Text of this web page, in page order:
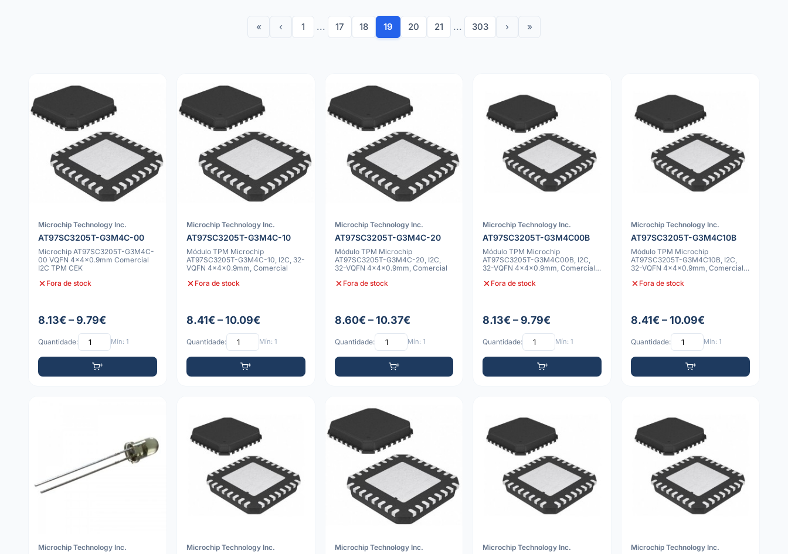
« ‹ 1 ... 17 18 19 20 21 ... 303 › »
Microchip Technology Inc.
AT97SC3205T-G3M4C-00
Microchip AT97SC3205T-G3M4C-
00 VQFN 4x4x0.9mm Comercial
I2C TPM CEK
Fora de stock
8.13€ – 9.79€
Quantidade: Mín: 1
Microchip Technology Inc.
AT97SC3205T-G3M4C-10
Módulo TPM Microchip
AT97SC3205T-G3M4C-10, I2C, 32-
VQFN 4x4x0.9mm, Comercial
Fora de stock
8.41€ – 10.09€
Quantidade: Mín: 1
Microchip Technology Inc.
AT97SC3205T-G3M4C-20
Módulo TPM Microchip
AT97SC3205T-G3M4C-20, I2C,
32-VQFN 4x4x0.9mm, Comercial
Fora de stock
8.60€ – 10.37€
Quantidade: Mín: 1
Microchip Technology Inc.
AT97SC3205T-G3M4C00B
Módulo TPM Microchip
AT97SC3205T-G3M4C00B, I2C,
32-VQFN 4x4x0.9mm, Comercial,
Fora de stock
8.13€ – 9.79€
Quantidade: Mín: 1
Microchip Technology Inc.
AT97SC3205T-G3M4C10B
Módulo TPM Microchip
AT97SC3205T-G3M4C10B, I2C,
32-VQFN 4x4x0.9mm, Comercial,
Fora de stock
8.41€ – 10.09€
Quantidade: Mín: 1
Microchip Technology Inc. Microchip Technology Inc. Microchip Technology Inc. Microchip Technology Inc. Microchip Technology Inc.